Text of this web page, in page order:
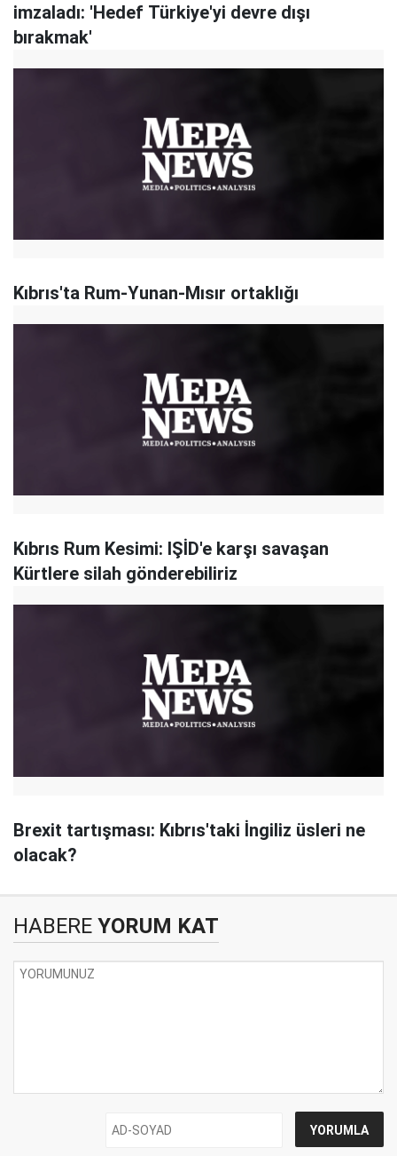
imzaladı: 'Hedef Türkiye'yi devre dışı
bırakmak'
Kıbrıs'ta Rum-Yunan-Mısır ortaklığı
Kıbrıs Rum Kesimi: IŞİD'e karşı savaşan
Kürtlere silah gönderebiliriz
Brexit tartışması: Kıbrıs'taki İngiliz üsleri ne
olacak?
HABERE YORUM KAT